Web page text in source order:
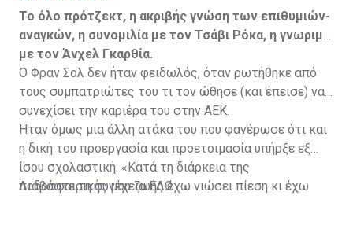
Το όλο πρότζεκτ, η ακριβής γνώση των επιθυμιών-
αναγκών, η συνομιλία με τον Τσάβι Ρόκα, η γνωριμία
με τον Άνχελ Γκαρθία.
Ο Φραν Σολ δεν ήταν φειδωλός, όταν ρωτήθηκε από
τους συμπατριώτες του τι τον ώθησε (και έπεισε) να
συνεχίσει την καριέρα του στην ΑΕΚ.
Ήταν όμως μια άλλη ατάκα του που φανέρωσε ότι και
η δική του προεργασία και προετοιμασία υπήρξε εξ
ίσου σχολαστική. «Κατά τη διάρκεια της
ποδοσφαιρικής μου ζωής έχω νιώσει πίεση κι έχω
Διαβάστε τη συνέχειαΕΔΩ